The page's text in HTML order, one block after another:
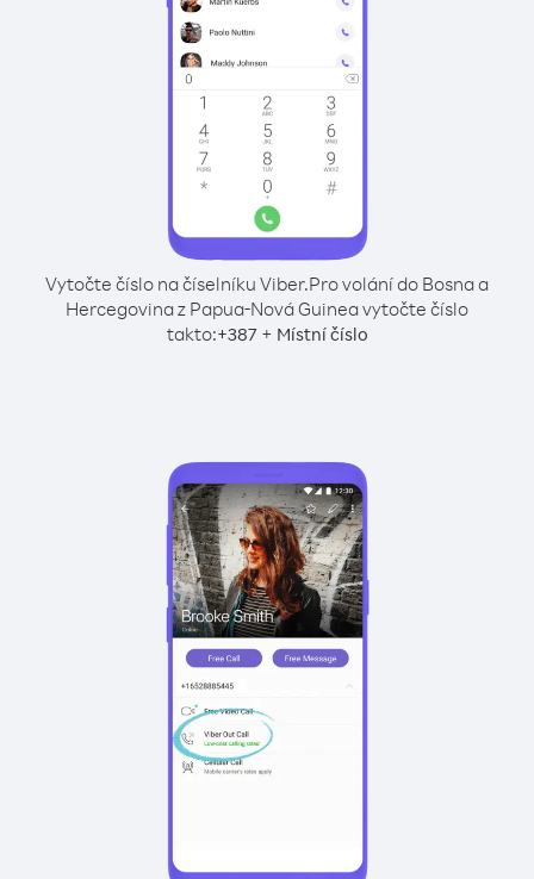
Vytočte číslo na číselníku Viber.Pro volání do Bosna a
Hercegovina z Papua-Nová Guinea vytočte číslo
takto:+387+ Místní číslo